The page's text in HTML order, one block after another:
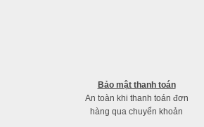
Bảo mật thanh toán
An toàn khi thanh toán đơn
hàng qua chuyển khoản